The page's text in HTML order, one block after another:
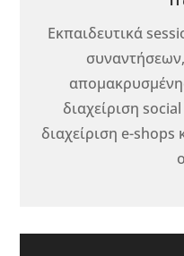
Εκπαιδευτικά
διαχείριση
διαχείριση e-